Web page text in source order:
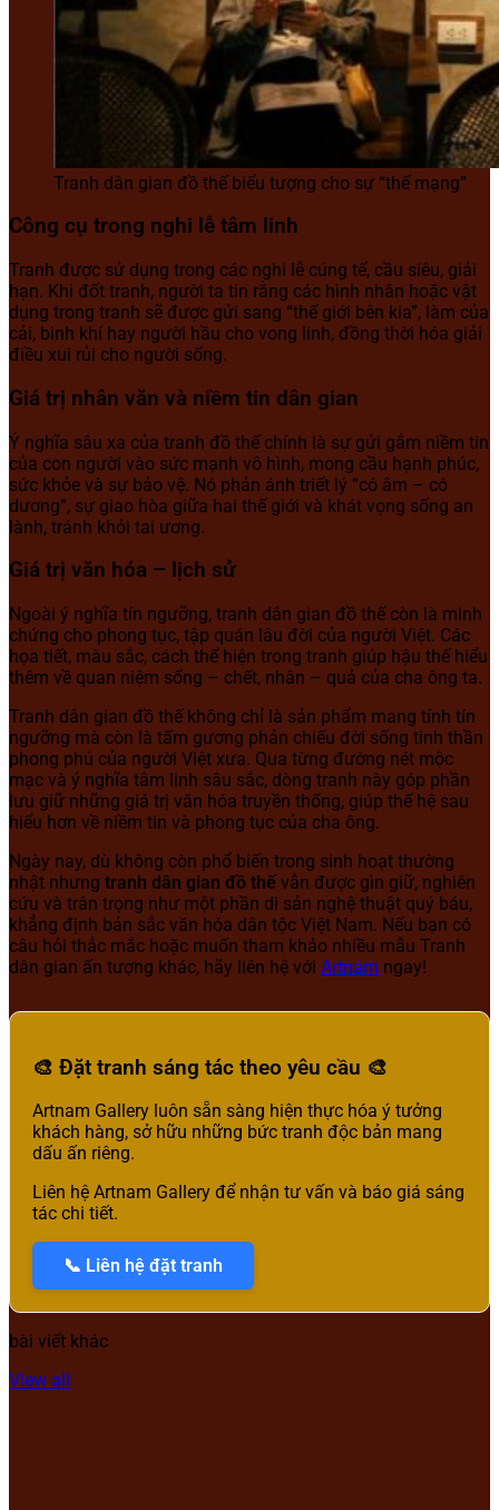
Tranh dân gian đồ thế biểu tượng cho sự “thế mạng”
Công cụ trong nghi lễ tâm linh
Tranh được sử dụng trong các nghi lễ cúng tế, cầu siêu, giải
hạn. Khi đốt tranh, người ta tin rằng các hình nhân hoặc vật
dụng trong tranh sẽ được gửi sang “thế giới bên kia”, làm của
cải, binh khí hay người hầu cho vong linh, đồng thời hóa giải
điều xui rủi cho người sống.
Giá trị nhân văn và niềm tin dân gian
Ý nghĩa sâu xa của tranh đồ thế chính là sự gửi gắm niềm tin
của con người vào sức mạnh vô hình, mong cầu hạnh phúc,
sức khỏe và sự bảo vệ. Nó phản ánh triết lý “có âm – có
dương”, sự giao hòa giữa hai thế giới và khát vọng sống an
lành, tránh khỏi tai ương.
Giá trị văn hóa – lịch sử
Ngoài ý nghĩa tín ngưỡng, tranh dân gian đồ thế còn là minh
chứng cho phong tục, tập quán lâu đời của người Việt. Các
họa tiết, màu sắc, cách thể hiện trong tranh giúp hậu thế hiểu
thêm về quan niệm sống – chết, nhân – quả của cha ông ta.
Tranh dân gian đồ thế không chỉ là sản phẩm mang tính tín
ngưỡng mà còn là tấm gương phản chiếu đời sống tinh thần
phong phú của người Việt xưa. Qua từng đường nét mộc
mạc và ý nghĩa tâm linh sâu sắc, dòng tranh này góp phần
lưu giữ những giá trị văn hóa truyền thống, giúp thế hệ sau
hiểu hơn về niềm tin và phong tục của cha ông.
Ngày nay, dù không còn phổ biến trong sinh hoạt thường
nhật nhưng tranh dân gian đồ thế vẫn được gìn giữ, nghiên
cứu và trân trọng như một phần di sản nghệ thuật quý báu,
khẳng định bản sắc văn hóa dân tộc Việt Nam. Nếu bạn có
câu hỏi thắc mắc hoặc muốn tham khảo nhiều mẫu Tranh
dân gian ấn tượng khác, hãy liên hệ với Artnam ngay!
🎨 Đặt tranh sáng tác theo yêu cầu 🎨
Artnam Gallery luôn sẵn sàng hiện thực hóa ý tưởng
khách hàng, sở hữu những bức tranh độc bản mang
dấu ấn riêng.
Liên hệ Artnam Gallery để nhận tư vấn và báo giá sáng
tác chi tiết.
📞 Liên hệ đặt tranh
bài viết khác
View all